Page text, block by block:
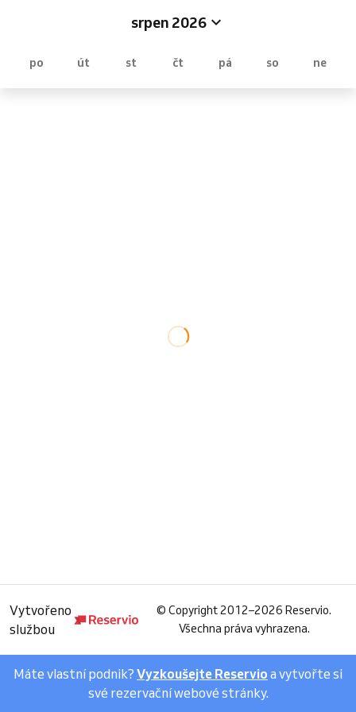
srpen 2026
po út st čt pá so ne
Vytvořeno
službou
© Copyright 2012–2026 Reservio.
Všechna práva vyhrazena.
Máte vlastní podnik? Vyzkoušejte Reservio a vytvořte si
své rezervační webové stránky.